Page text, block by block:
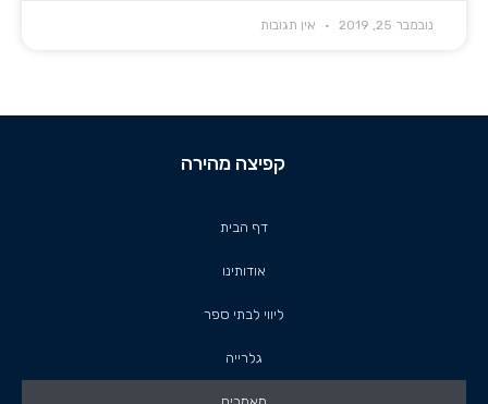
נובמבר 25, 2019 אין תגובות
קפיצה מהירה
דף הבית
אודותינו
ליווי לבתי ספר
גלרייה